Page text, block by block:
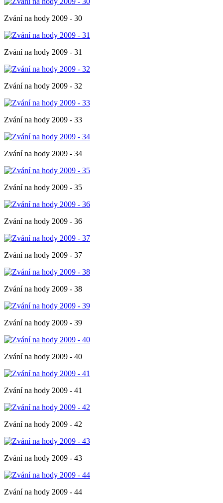
Zvání na hody 2009 - 30
Zvání na hody 2009 - 31
Zvání na hody 2009 - 32
Zvání na hody 2009 - 33
Zvání na hody 2009 - 34
Zvání na hody 2009 - 35
Zvání na hody 2009 - 36
Zvání na hody 2009 - 37
Zvání na hody 2009 - 38
Zvání na hody 2009 - 39
Zvání na hody 2009 - 40
Zvání na hody 2009 - 41
Zvání na hody 2009 - 42
Zvání na hody 2009 - 43
Zvání na hody 2009 - 44